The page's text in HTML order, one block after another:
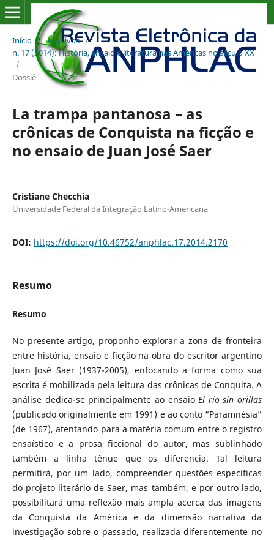
Início / Arquivos /
n. 17 (2014): História, ensaio e literatura nas Américas no século XX
/
Dossiê
La trampa pantanosa – as
crônicas de Conquista na ficção e
no ensaio de Juan José Saer
Cristiane Checchia
Universidade Federal da Integração Latino-Americana
DOI: https://doi.org/10.46752/anphlac.17.2014.2170
Resumo
Resumo
No presente artigo, proponho explorar a zona de fronteira
entre história, ensaio e ficção na obra do escritor argentino
Juan José Saer (1937-2005), enfocando a forma como sua
escrita é mobilizada pela leitura das crônicas de Conquita. A
análise dedica-se principalmente ao ensaioEl río sin orillas
(publicado originalmente em 1991) e ao conto “Paramnésia”
(de 1967), atentando para a matéria comum entre o registro
ensaístico e a prosa ficcional do autor, mas sublinhado
também a linha tênue que os diferencia. Tal leitura
permitirá, por um lado, compreender questões específicas
do projeto literário de Saer, mas também, e por outro lado,
possibilitará uma reflexão mais ampla acerca das imagens
da Conquista da América e da dimensão narrativa da
investigação sobre o passado, realizada diferentemente no